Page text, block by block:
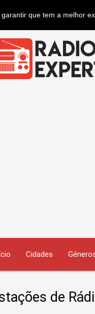
que tem a melhor
Cidades
de